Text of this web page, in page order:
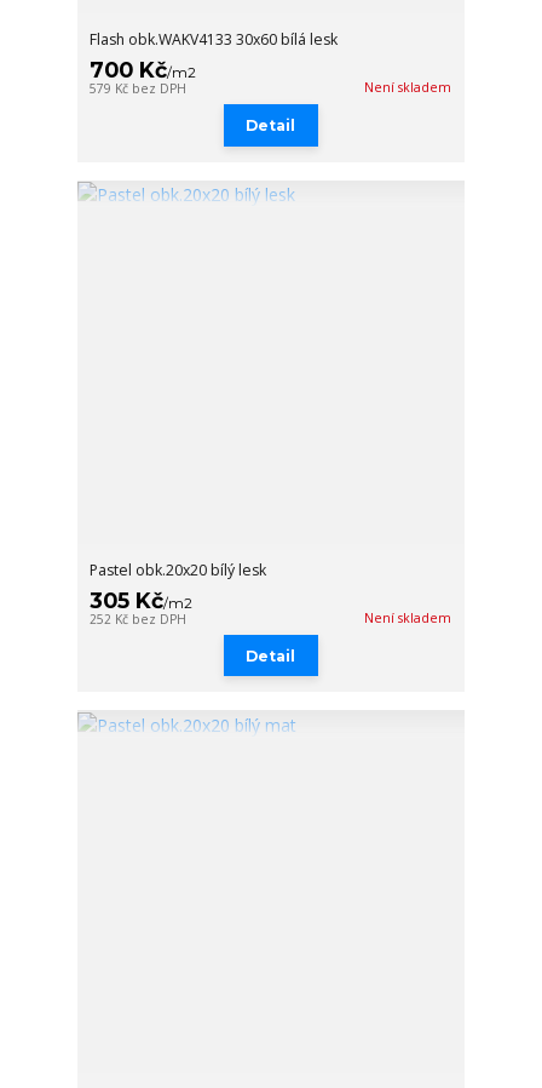
Flash obk.WAKV4133 30x60 bílá lesk
700 Kč/m2
579 Kč bez DPH Není skladem
Detail
Pastel obk.20x20 bílý lesk
305 Kč/m2
252 Kč bez DPH Není skladem
Detail